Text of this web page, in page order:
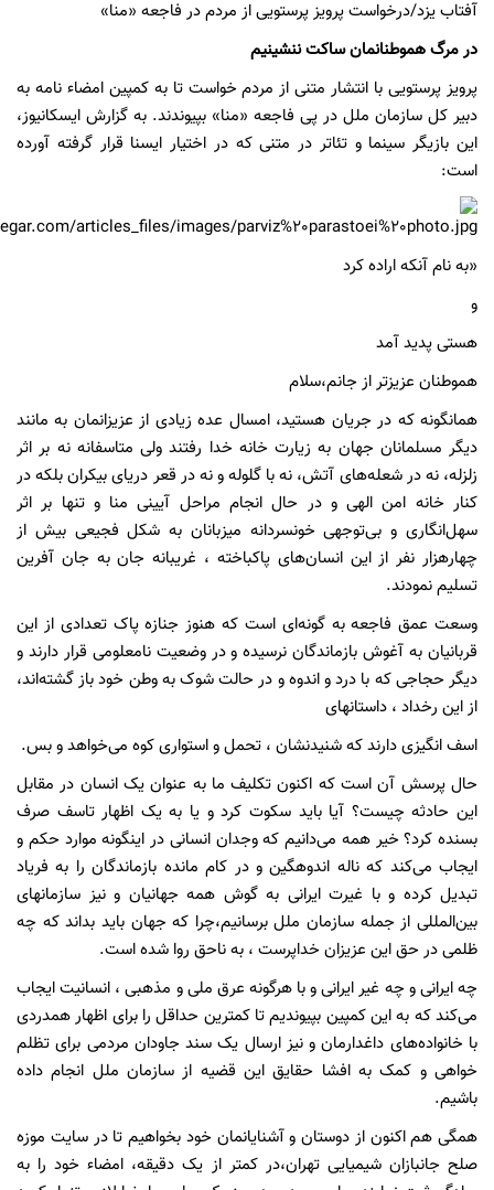
آفتاب یزد/درخواست پرویز پرستویی از مردم در فاجعه «منا»
در مرگ هموطنانمان ساکت ننشینیم
پرویز پرستویی با انتشار متنی از مردم خواست تا به کمپین امضاء نامه به
دبیر کل سازمان ملل در پی فاجعه «منا» بپیوندند. به گزارش ایسکانیوز،
این بازیگر سینما و تئاتر در متنی که در اختیار ایسنا قرار گرفته آورده
است:
«به نام آنکه اراده کرد
و
هستی پدید آمد
هموطنان عزیزتر از جانم،سلام
همانگونه که در جریان هستید، امسال عده زیادی از عزیزانمان به مانند
دیگر مسلمانان جهان به زیارت خانه‌ خدا رفتند ولی متاسفانه نه بر اثر
زلزله، نه در شعله‌های آتش، نه با گلوله و نه در قعر دریای بیکران بلکه در
کنار خانه امن الهی و در حال انجام مراحل آیینی منا و تنها بر اثر
سهل‌انگاری و بی‌توجهی خونسردانه میزبانان به شکل فجیعی بیش از
چهارهزار نفر از این انسان‌های پاکباخته ، غریبانه جان به جان آفرین
تسلیم نمودند.
وسعت عمق فاجعه به گونه‌ای است که هنوز جنازه پاک تعدادی از این
قربانیان به آغوش بازماندگان نرسیده و در وضعیت نامعلومی قرار دارند و
دیگر حجاجی که با درد و اندوه و در حالت شوک به وطن خود باز گشته‌اند،
از این رخداد ، داستانهای
اسف انگیزی دارند که شنیدنشان ، تحمل و استواری کوه می‌خواهد و بس.
حال پرسش آن است که اکنون تکلیف ما به عنوان یک انسان در مقابل
این حادثه چیست؟ آیا باید سکوت کرد و یا به یک اظهار تاسف صرف
بسنده کرد؟ خیر همه می‌دانیم که وجدان انسانی در اینگونه موارد حکم و
ایجاب می‌کند که ناله اندوهگین و در کام مانده بازماندگان را به فریاد
تبدیل کرده و با غیرت ایرانی به گوش همه جهانیان و نیز سازمانهای
بین‌المللی از جمله سازمان ملل برسانیم،چرا که جهان باید بداند که چه
ظلمی در حق این عزیزان خداپرست ، به ناحق روا شده است.
چه ایرانی و چه غیر ایرانی و با هرگونه عرق ملی و مذهبی ، انسانیت ایجاب
می‌کند که به این کمپین بپیوندیم تا کمترین حداقل را برای اظهار همدردی
با خانواده‌های داغدارمان و نیز ارسال یک سند جاودان مردمی برای تظلم
‌خواهی و کمک به افشا حقایق این قضیه از سازمان ملل انجام داده
باشیم.
همگی هم اکنون از دوستان و آشنایانمان خود بخواهیم تا در سایت موزه
صلح جانبازان شیمیایی تهران،در کمتر از یک دقیقه، امضاء خود را به